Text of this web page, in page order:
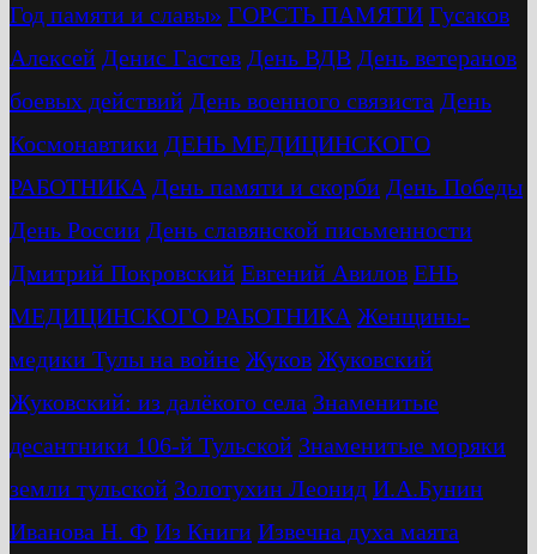
Год памяти и славы» ГОРСТЬ ПАМЯТИ Гусаков
Алексей Денис Гастев День ВДВ День ветеранов
боевых действий День военного связиста День
Космонавтики ДЕНЬ МЕДИЦИНСКОГО
РАБОТНИКА День памяти и скорби День Победы
День России День славянской письменности
Дмитрий Покровский Евгений Авилов ЕНЬ
МЕДИЦИНСКОГО РАБОТНИКА Женщины-
медики Тулы на войне Жуков Жуковский
Жуковский: из далёкого села Знаменитые
десантники 106-й Тульской Знаменитые моряки
земли тульской Золотухин Леонид И.А.Бунин
Иванова Н. Ф Из Книги Извечна духа маята